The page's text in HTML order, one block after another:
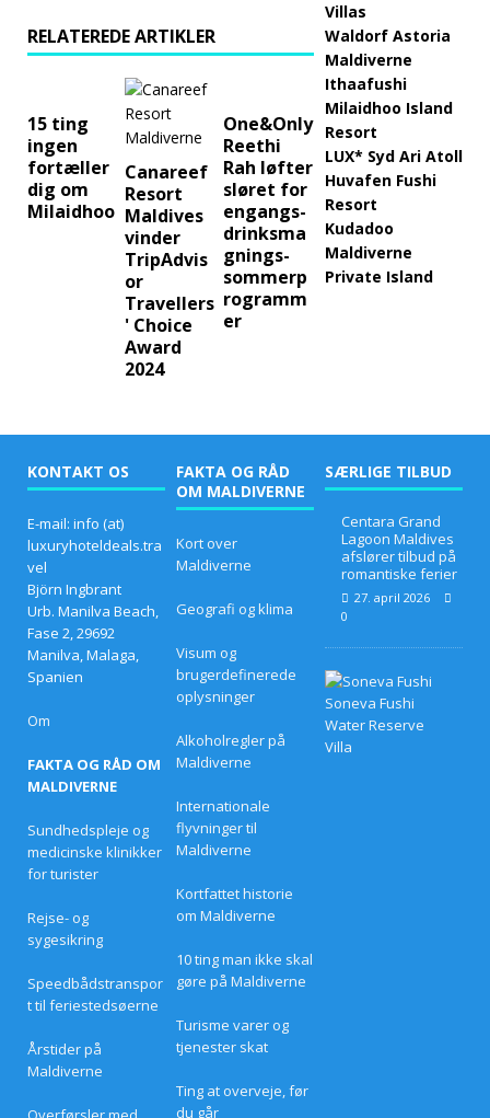
RELATEREDE ARTIKLER
15 ting
ingen
fortæller
dig om
Milaidhoo
Canareef
Resort
Maldives
vinder
TripAdvis
or
Travellers
' Choice
Award
2024
One&Only
Reethi
Rah løfter
sløret for
engangs-
drinksma
gnings-
sommerp
rogramm
er
Villas
Waldorf Astoria
Maldiverne
Ithaafushi
Milaidhoo Island
Resort
LUX* Syd Ari Atoll
Huvafen Fushi
Resort
Kudadoo
Maldiverne
Private Island
KONTAKT OS
E-mail: info (at)
luxuryhoteldeals.tra
vel
Björn Ingbrant
Urb. Manilva Beach,
Fase 2, 29692
Manilva, Malaga,
Spanien
Om
FAKTA OG RÅD OM
MALDIVERNE
Sundhedspleje og
medicinske klinikker
for turister
Rejse- og
sygesikring
Speedbådstranspor
t til feriestedsøerne
Årstider på
Maldiverne
FAKTA OG RÅD
OM MALDIVERNE
Kort over
Maldiverne
Geografi og klima
Visum og
brugerdefinerede
oplysninger
Alkoholregler på
Maldiverne
Internationale
flyvninger til
Maldiverne
Kortfattet historie
om Maldiverne
10 ting man ikke skal
gøre på Maldiverne
Turisme varer og
tjenester skat
Ting at overveje, før
du går
SÆRLIGE TILBUD
Centara Grand
Lagoon Maldives
afslører tilbud på
romantiske ferier
27. april 2026
0